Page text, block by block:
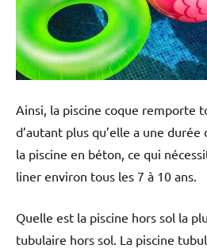
Ainsi, la piscine coque remporte
d’autant plus qu’elle a une
la piscine en béton, ce qui
liner environ tous les 7 à 10 ans.
Quelle est la piscine hors sol la
tubulaire hors sol. La piscine